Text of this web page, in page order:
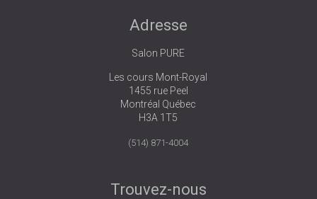
Adresse
Salon PURE
Les cours Mont-Royal
1455 rue Peel
Montréal Québec
H3A 1T5
(514) 871-4004
Trouvez-nous